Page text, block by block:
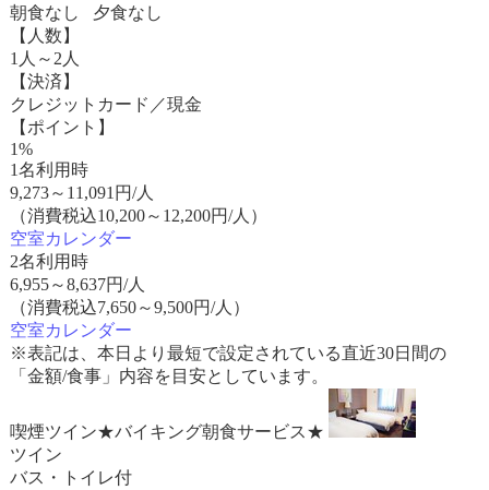
朝食なし 夕食なし
【人数】
1人～2人
【決済】
クレジットカード／現金
【ポイント】
1%
1名利用時
9,273～ 11,091 円/人
（消費税込10,200～12,200円/人）
空室カレンダー
2名利用時
6,955～8,637円/人
（消費税込7,650～9,500円/人）
空室カレンダー
※表記は、本日より最短で設定されている直近30日間の
「金額/食事」内容を目安としています。
喫煙ツイン★バイキング朝食サービス★
ツイン
バス・トイレ付